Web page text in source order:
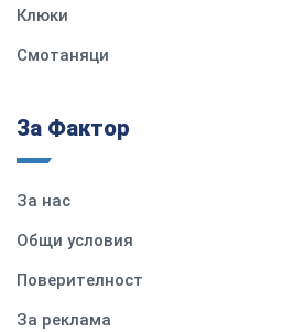
Клюки
Смотаняци
За Фактор
За нас
Общи условия
Поверителност
За реклама